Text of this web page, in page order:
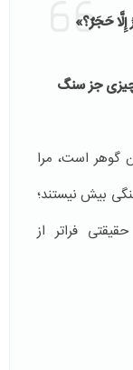
حَجَرٌ؟»
چیزی جز سنگ
است، مرا
بیش نیستند؛
فراتر از